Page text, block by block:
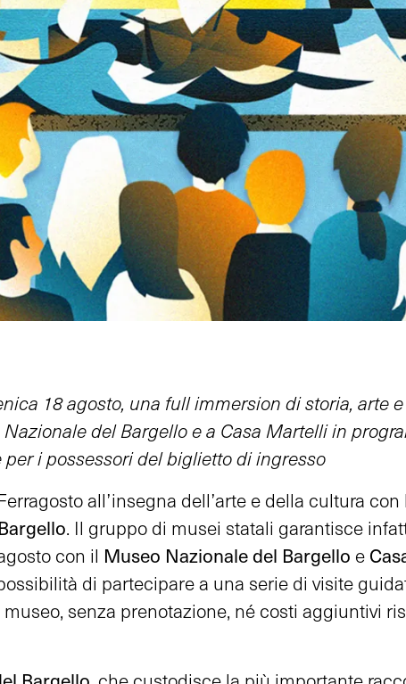
18 agosto, una fullimmersion di storia, arte
del Bargello e a Casa Martelli in
i possessori del biglietto di ingresso
all’insegna dell’arte e della cultura
. Il gruppo di musei statali garantisce
con il Museo Nazionale del Bargello e
di partecipare a una serie di visite
senza prenotazione, né costi aggiuntivi